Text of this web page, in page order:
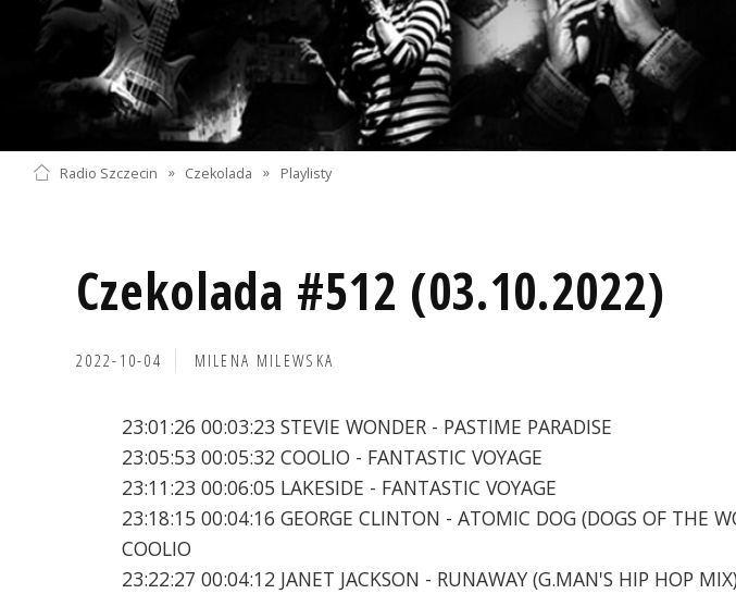
Radio Szczecin » Czekolada » Playlisty
Czekolada #512 (03.10.2022)
2022-10-04 MILENA MILEWSKA
23:01:26 00:03:23 STEVIE WONDER - PASTIME PARADISE
23:05:53 00:05:32 COOLIO - FANTASTIC VOYAGE
23:11:23 00:06:05 LAKESIDE - FANTASTIC VOYAGE
23:18:15 00:04:16 GEORGE CLINTON - ATOMIC DOG (DOGS OF THE
COOLIO
23:22:27 00:04:12 JANET JACKSON - RUNAWAY (G.MAN'S HIP HOP